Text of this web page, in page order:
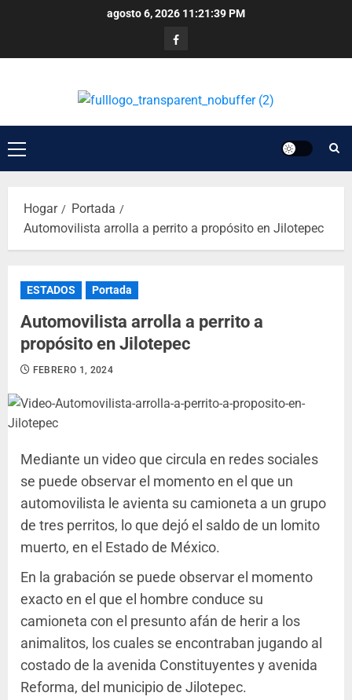
agosto 6, 2026 11:21:40 PM
Hogar
Portada
Automovilista arrolla a perrito a propósito en Jilotepec
ESTADOS Portada
Automovilista arrolla a perrito a
propósito en Jilotepec
FEBRERO 1, 2024
Mediante un video que circula en redes sociales
se puede observar el momento en el que un
automovilista le avienta su camioneta a un grupo
de tres perritos, lo que dejó el saldo de un lomito
muerto, en el Estado de México.
En la grabación se puede observar el momento
exacto en el que el hombre conduce su
camioneta con el presunto afán de herir a los
animalitos, los cuales se encontraban jugando al
costado de la avenida Constituyentes y avenida
Reforma, del municipio de Jilotepec.